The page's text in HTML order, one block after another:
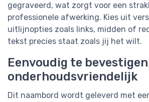
gegraveerd, wat zorgt voor een
professionele afwerking. Kies uit
uitlijnopties zoals links, midden of
tekst precies staat zoals jij het wilt.
Eenvoudig te
onderhoudsvriendelijk
Dit naambord wordt geleverd met